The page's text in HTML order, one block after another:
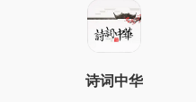
诗词中华